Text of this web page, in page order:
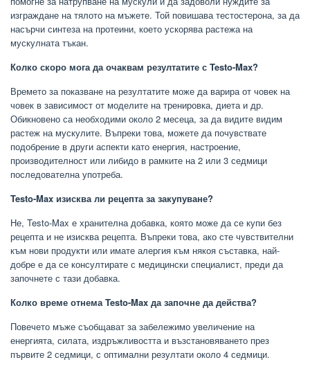
изграждане на тялото на мъжете. Той повишава тестостерона, за да
насърчи синтеза на протеини, което ускорява растежа на
мускулната тъкан.
Колко скоро мога да очаквам резултатите с Testo-Max?
Времето за показване на резултатите може да варира от човек на
човек в зависимост от моделите на тренировка, диета и др.
Обикновено са необходими около 2 месеца, за да видите видим
растеж на мускулите. Въпреки това, можете да почувствате
подобрение в други аспекти като енергия, настроение,
производителност или либидо в рамките на 2 или 3 седмици
последователна употреба.
Testo-Max изисква ли рецепта за закупуване?
Не, Testo-Max е хранителна добавка, която може да се купи без
рецепта и не изисква рецепта. Въпреки това, ако сте чувствителни
към нови продукти или имате алергия към някоя съставка, най-
добре е да се консултирате с медицински специалист, преди да
започнете с тази добавка.
Колко време отнема Testo-Max да започне да действа?
Повечето мъже съобщават за забележимо увеличение на
енергията, силата, издръжливостта и възстановяването през
първите 2 седмици, с оптимални резултати около 4 седмици.